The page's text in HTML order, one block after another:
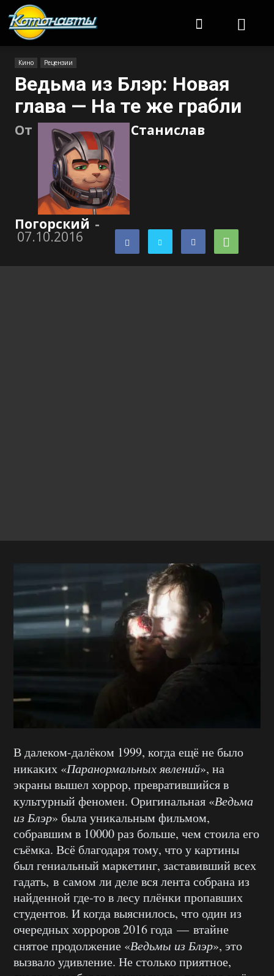
Кино Рецензии
Ведьма из Блэр: Новая
глава — На те же грабли
От Станислав
Погорский -
07.10.2016
В далеком-далёком 1999, когда ещё не было
никаких «Паранормальных явлений», на
экраны вышел хоррор, превратившийся в
культурный феномен. Оригинальная «Ведьма
из Блэр» была уникальным фильмом,
собравшим в 10000 раз больше, чем стоила его
съёмка. Всё благодаря тому, что у картины
был гениальный маркетинг, заставивший всех
гадать, в самом ли деле вся лента собрана из
найденной где-то в лесу плёнки пропавших
студентов. И когда выяснилось, что один из
очередных хорроров 2016 года — втайне
снятое продолжение «Ведьмы из Блэр», это
вызвало удивление. Не столько приятное,